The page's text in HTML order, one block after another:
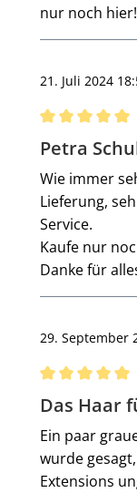
nur noch hier!
21. Juli 2024
Bewertung
Petra
Wie immer
Lieferung,
Service.
Kaufe nur
Danke für
29. September
Bewertung
Das Haar
Ein paar
wurde
Extensions